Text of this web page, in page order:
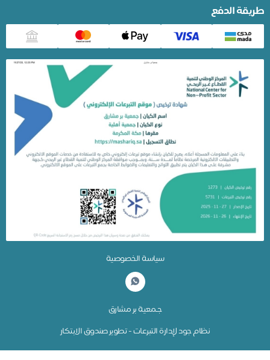
الدفع
سياسة الخصوصية
جـمعية بر مشارق
نظام جود لإدارة التبرعات - تطوير صندوق الابتكار